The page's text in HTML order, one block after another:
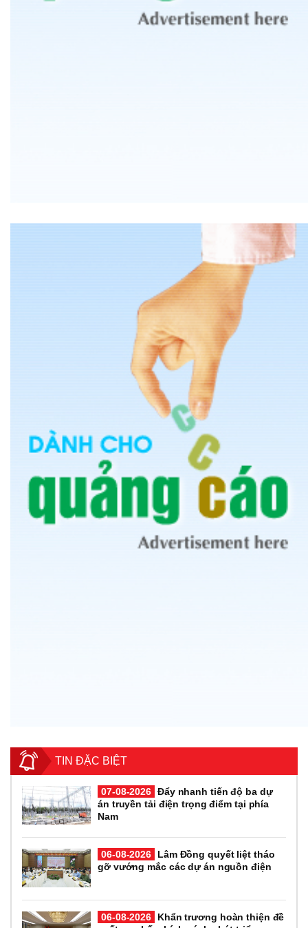
TIN ĐẶC BIỆT
07-08-2026 Đẩy nhanh tiến độ ba dự
án truyền tải điện trọng điểm tại phía
Nam
06-08-2026
Lâm Đồng quyết liệt tháo
gỡ vướng mắc các dự án nguồn điện
06-08-2026
Khẩn trương hoàn thiện đề